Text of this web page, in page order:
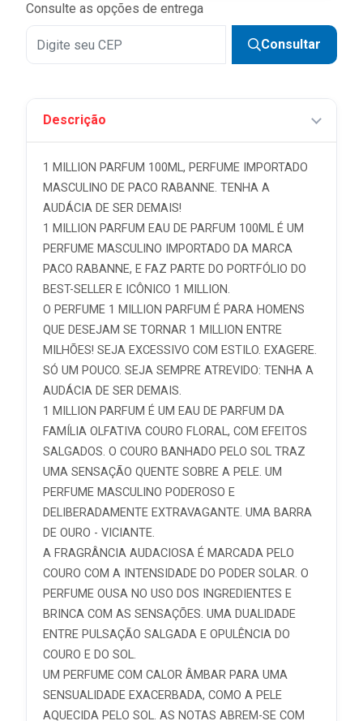
Consulte as opções de entrega
Consultar
Descrição
1 MILLION PARFUM 100ML, PERFUME IMPORTADO
MASCULINO DE PACO RABANNE. TENHA A
AUDÁCIA DE SER DEMAIS!
1 MILLION PARFUM EAU DE PARFUM 100ML É UM
PERFUME MASCULINO IMPORTADO DA MARCA
PACO RABANNE, E FAZ PARTE DO PORTFÓLIO DO
BEST-SELLER E ICÔNICO 1 MILLION.
O PERFUME 1 MILLION PARFUM É PARA HOMENS
QUE DESEJAM SE TORNAR 1 MILLION ENTRE
MILHÕES! SEJA EXCESSIVO COM ESTILO. EXAGERE.
SÓ UM POUCO. SEJA SEMPRE ATREVIDO: TENHA A
AUDÁCIA DE SER DEMAIS.
1 MILLION PARFUM É UM EAU DE PARFUM DA
FAMÍLIA OLFATIVA COURO FLORAL, COM EFEITOS
SALGADOS. O COURO BANHADO PELO SOL TRAZ
UMA SENSAÇÃO QUENTE SOBRE A PELE. UM
PERFUME MASCULINO PODEROSO E
DELIBERADAMENTE EXTRAVAGANTE. UMA BARRA
DE OURO - VICIANTE.
A FRAGRÂNCIA AUDACIOSA É MARCADA PELO
COURO COM A INTENSIDADE DO PODER SOLAR. O
PERFUME OUSA NO USO DOS INGREDIENTES E
BRINCA COM AS SENSAÇÕES. UMA DUALIDADE
ENTRE PULSAÇÃO SALGADA E OPULÊNCIA DO
COURO E DO SOL.
UM PERFUME COM CALOR ÂMBAR PARA UMA
SENSUALIDADE EXACERBADA, COMO A PELE
AQUECIDA PELO SOL. AS NOTAS ABREM-SE COM